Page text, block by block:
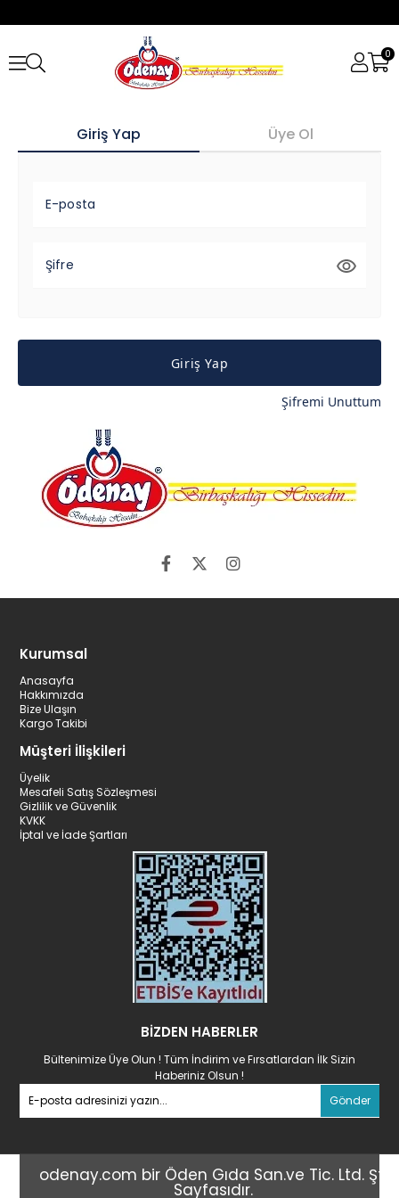
0
Giriş Yap Üye Ol
E-posta
Şifre
Giriş Yap
Şifremi Unuttum
Kurumsal
Anasayfa
Hakkımızda
Bize Ulaşın
Kargo Takibi
Müşteri İlişkileri
Üyelik
Mesafeli Satış Sözleşmesi
Gizlilik ve Güvenlik
KVKK
İptal ve İade Şartları
BİZDEN HABERLER
Bültenimize Üye Olun ! Tüm İndirim ve Fırsatlardan İlk Sizin
Haberiniz Olsun !
Gönder
odenay.com bir Öden Gıda San.ve Tic. Ltd. Şti
Sayfasıdır.